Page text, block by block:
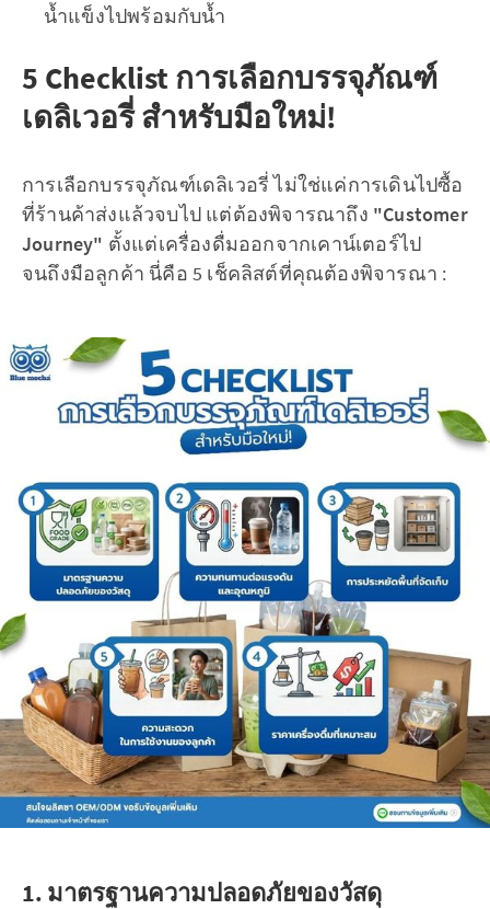
น้ำแข็งไปพร้อมกับน้ำ
5 Checklist การเลือกบรรจุภัณฑ์
เดลิเวอรี่ สำหรับมือใหม่!
การเลือกบรรจุภัณฑ์เดลิเวอรี่ ไม่ใช่แค่การเดินไปซื้อ
ที่ร้านค้าส่งแล้วจบไป แต่ต้องพิจารณาถึง "Customer
Journey" ตั้งแต่เครื่องดื่มออกจากเคาน์เตอร์ไป
จนถึงมือลูกค้า นี่คือ 5 เช็คลิสต์ที่คุณต้องพิจารณา :
1. มาตรฐานความปลอดภัยของวัสดุ